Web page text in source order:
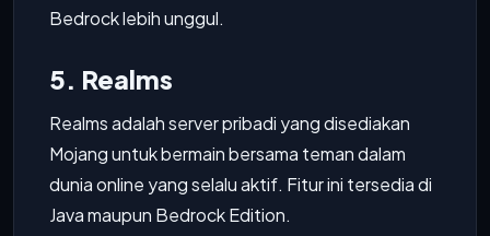
Bedrock lebih unggul.
5. Realms
Realms adalah server pribadi yang disediakan
Mojang untuk bermain bersama teman dalam
dunia online yang selalu aktif. Fitur ini tersedia di
Java maupun Bedrock Edition.